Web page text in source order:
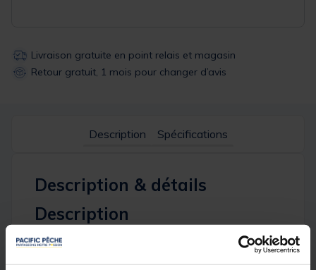
Livraison gratuite en point relais et magasin
Retour gratuit, 1 mois pour changer d’avis
Description Spécifications
Description & détails
Description
Lecookware bag black series
conçu pour garder
tous vos articles de cuisine en sécurité et organisés.
Lesac de batterie de cuisine Black Seriesest